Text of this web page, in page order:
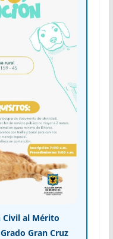
Civil al Mérito
Gran Cruz